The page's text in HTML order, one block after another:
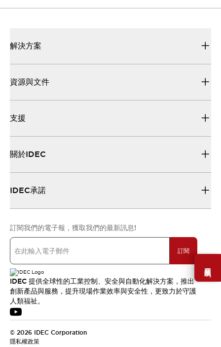
需要幫助嗎？
解決方案
資源與文件
支援
關於IDEC
IDEC承諾
訂閱我們的電子報，獲取我們的最新訊息!
訂閱
IDEC 提供全球性的工業控制、安全與自動化解決方案，推出
創新產品與服務，提升現場作業效率與安全性，更致力於守護
人類福祉。
© 2026 IDEC Corporation
隱私權政策